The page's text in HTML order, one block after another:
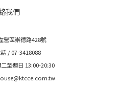
我們
營區崇德路428號
/ 07-3418088
至週日 13:00-20:30